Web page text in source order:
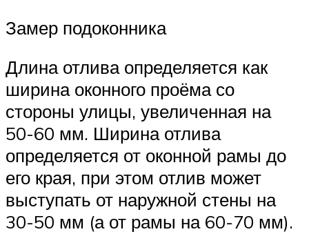
Замер подоконника
Длина отлива определяется как
ширина оконного проёма со
стороны улицы, увеличенная на
50-60 мм. Ширина отлива
определяется от оконной рамы до
его края, при этом отлив может
выступать от наружной стены на
30-50 мм (а от рамы на 60-70 мм).